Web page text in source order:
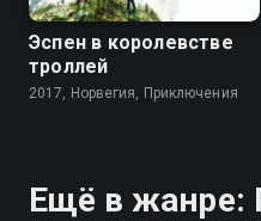
Эспен в королевстве
троллей
2017, Норвегия, Приключения
Ещё в жанре: